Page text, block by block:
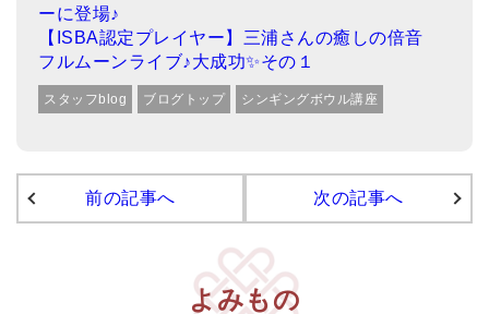
ーに登場♪
【ISBA認定プレイヤー】三浦さんの癒しの倍音
フルムーンライブ♪大成功✨その１
スタッフblog ブログトップ シンギングボウル講座
前の記事へ 次の記事へ
よみもの